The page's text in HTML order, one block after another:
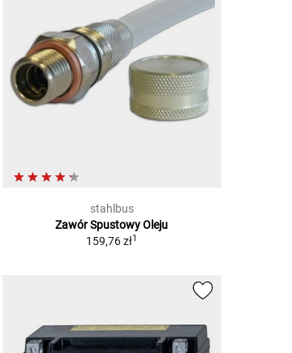
stahlbus
Zawór Spustowy Oleju
159,76 zł1